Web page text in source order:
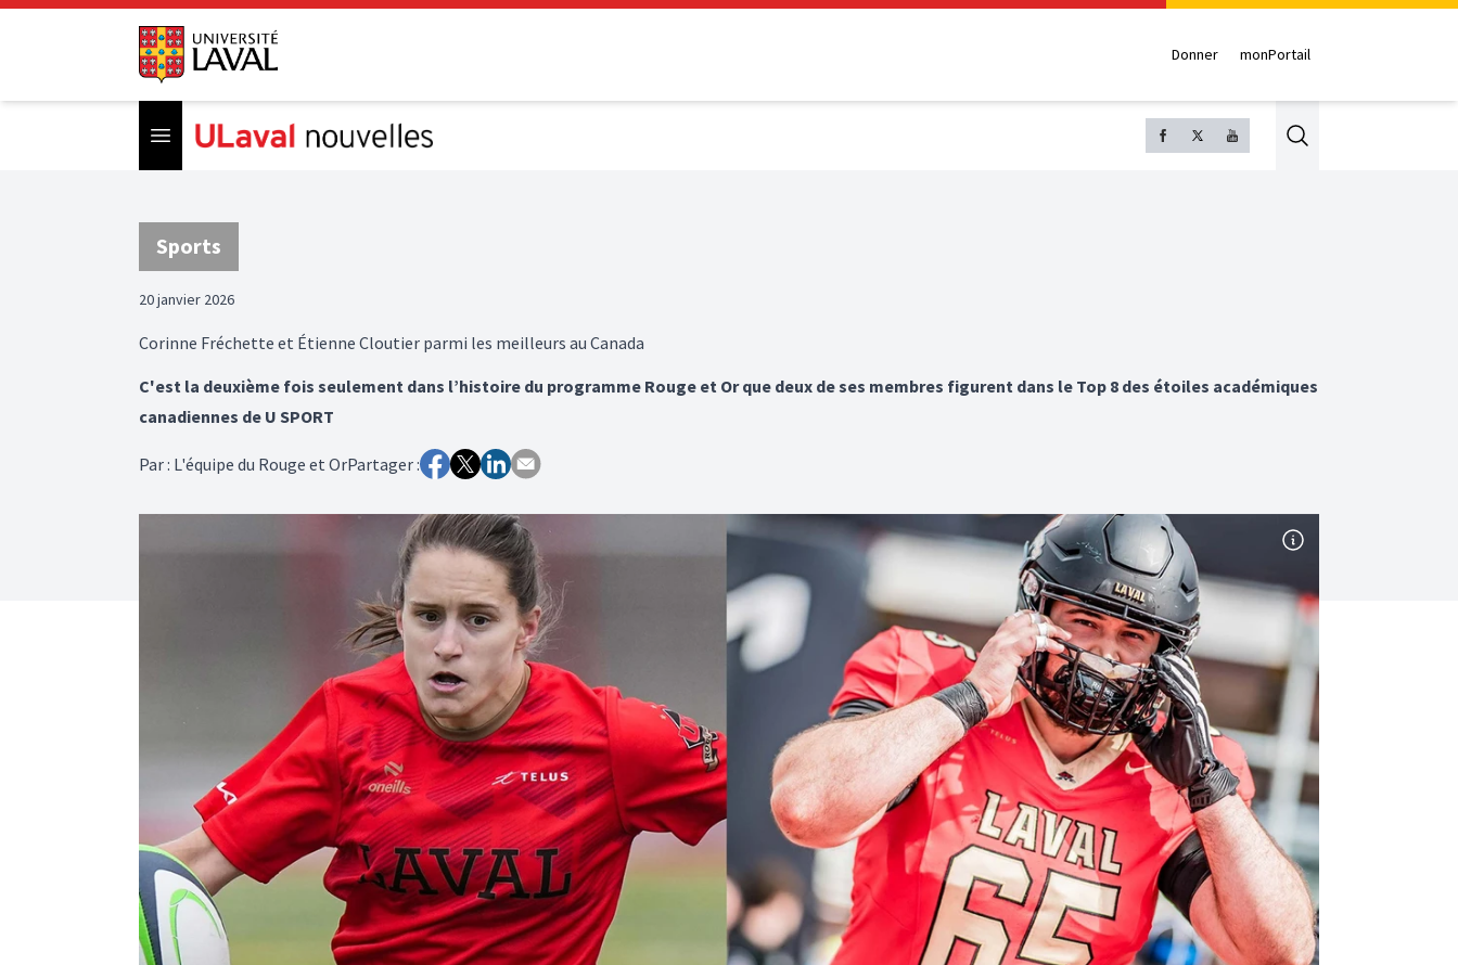
Donner monPortail
Open menu Search
Sports
20 janvier 2026
Corinne Fréchette et Étienne Cloutier parmi les meilleurs au Canada
C'est la deuxième fois seulement dans l’histoire du programme Rouge et Or que deux de ses membres figurent dans le Top 8 des étoiles académiques
canadiennes de U SPORT
Par: L'équipe du Rouge et OrPartager :